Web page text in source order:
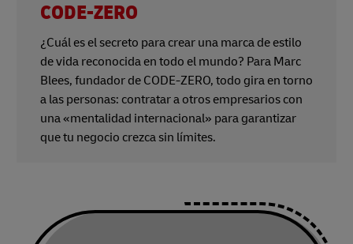
CODE-ZERO
¿Cuál es el secreto para crear una marca de estilo
de vida reconocida en todo el mundo? Para Marc
Blees, fundador de CODE-ZERO, todo gira en torno
a las personas: contratar a otros empresarios con
una «mentalidad internacional» para garantizar
que tu negocio crezca sin límites.